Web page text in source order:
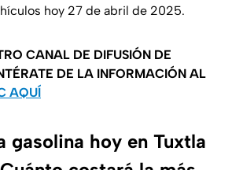
hoy 27 de abril de 2025.
CANAL DE DIFUSIÓN DE
DE LA INFORMACIÓN AL
AQUÍ
gasolina hoy en Tuxtla